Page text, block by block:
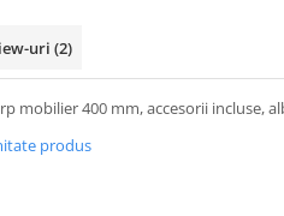
uri (2)
mobilier 400 mm, accesorii incluse,
produs